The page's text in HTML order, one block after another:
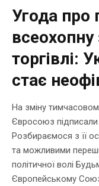
Угода про
всеохопну
торгівлі:
стає
На зміну
Євросоюз
Розбираємося з її
та можливими
політичної волі
Європейському